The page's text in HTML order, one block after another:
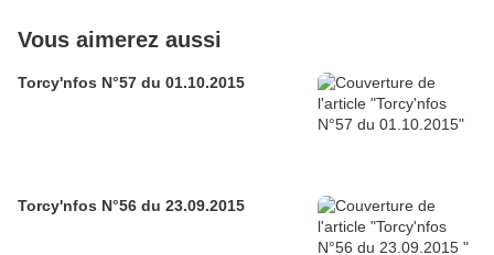
Vous aimerez aussi
Torcy'nfos N°57 du 01.10.2015
Torcy'nfos N°56 du 23.09.2015